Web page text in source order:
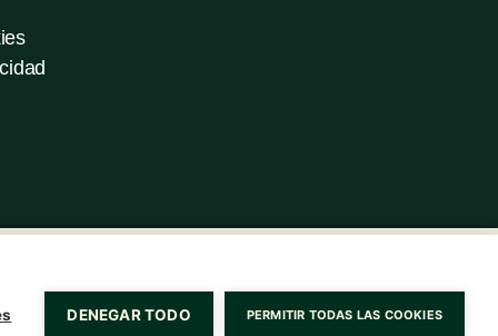
DENEGAR TODO PERMITIR TODAS LAS COOKIES